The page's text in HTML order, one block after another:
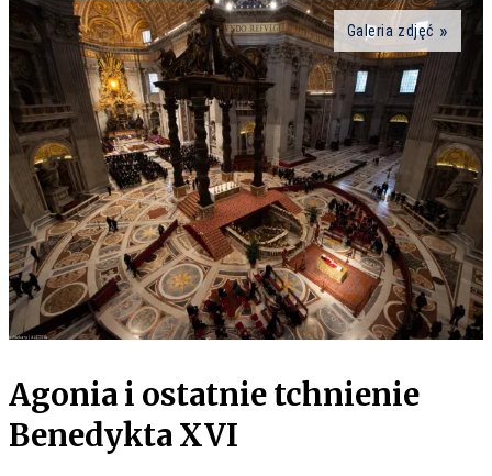
Galeria zdjęć
Agonia i ostatnie tchnienie
Benedykta XVI